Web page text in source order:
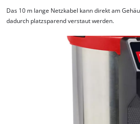
Das 10 m lange Netzkabel kann direkt am
dadurch platzsparend verstaut werden.